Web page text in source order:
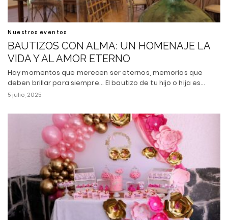
Nuestros eventos
BAUTIZOS CON ALMA: UN HOMENAJE LA
VIDA Y AL AMOR ETERNO
Hay momentos que merecen ser eternos, memorias que
deben brillar para siempre... El bautizo de tu hijo o hija es…
5 julio, 2025